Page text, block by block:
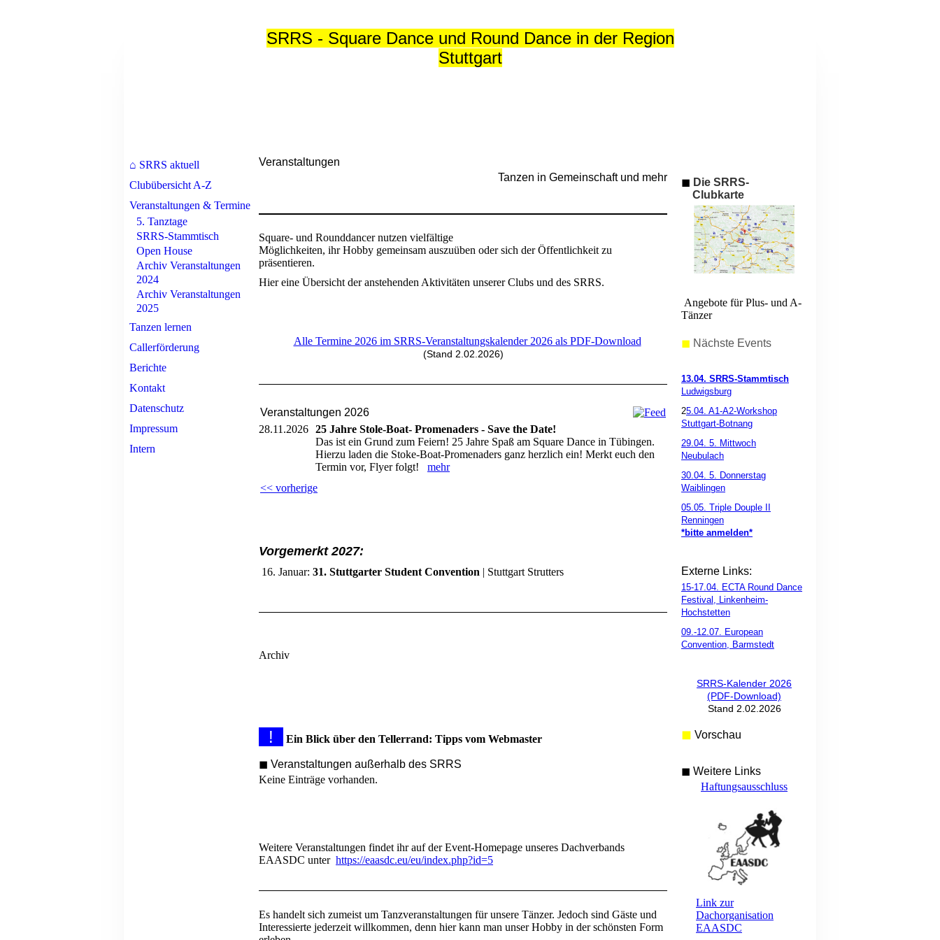
SRRS - Square Dance und Round Dance in der Region
Stuttgart
⌂ SRRS aktuell
Clubübersicht A-Z
Veranstaltungen & Termine
5. Tanztage
SRRS-Stammtisch
Open House
Archiv Veranstaltungen
2024
Archiv Veranstaltungen
2025
Tanzen lernen
Callerförderung
Berichte
Kontakt
Datenschutz
Impressum
Intern
Veranstaltungen
Tanzen in Gemeinschaft und mehr
Square- und Rounddancer nutzen vielfältige
Möglichkeiten, ihr Hobby gemeinsam auszuüben oder sich der Öffentlichkeit zu
präsentieren.
Hier eine Übersicht der anstehenden Aktivitäten unserer Clubs und des SRRS.
Alle Termine 2026 im SRRS-Veranstaltungskalender 2026 als PDF-Download
(Stand 2.02.2026)
Veranstaltungen 2026
28.11.2026 25 Jahre Stole-Boat- Promenaders - Save the Date!
Das ist ein Grund zum Feiern! 25 Jahre Spaß am Square Dance in Tübingen.
Hierzu laden die Stoke-Boat-Promenaders ganz herzlich ein! Merkt euch den
Termin vor, Flyer folgt! mehr
<< vorherige
Vorgemerkt 2027:
16. Januar: 31. Stuttgarter Student Convention | Stuttgart Strutters
Archiv
! Ein Blick über den Tellerrand: Tipps vom Webmaster
◼ Veranstaltungen außerhalb des SRRS
Keine Einträge vorhanden.
Weitere Veranstaltungen findet ihr auf der Event-Homepage unseres Dachverbands
EAASDC unter https://eaasdc.eu/eu/index.php?id=5
Es handelt sich zumeist um Tanzveranstaltungen für unsere Tänzer. Jedoch sind Gäste und
Interessierte jederzeit willkommen, denn hier kann man unser Hobby in der schönsten Form
◼ Die SRRS-
Clubkarte
Angebote für Plus- und A-
Tänzer
◼ Nächste Events
13.04. SRRS-Stammtisch
Ludwigsburg
25.04. A1-A2-Workshop
Stuttgart-Botnang
29.04. 5. Mittwoch
Neubulach
30.04. 5. Donnerstag
Waiblingen
05.05. Triple Douple II
Renningen
*bitte anmelden*
Externe Links:
15-17.04. ECTA Round Dance
Festival, Linkenheim-
Hochstetten
09.-12.07. European
Convention, Barmstedt
SRRS-Kalender 2026
(PDF-Download)
Stand 2.02.2026
◼ Vorschau
◼ Weitere Links
Haftungsausschluss
Link zur
Dachorganisation
EAASDC